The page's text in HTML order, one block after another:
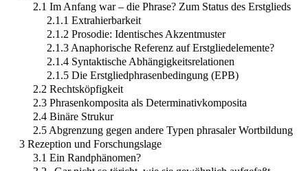
2.1 Im Anfang war – die Phrase? Zum Status des Erstglieds
2.1.1 Extrahierbarkeit
2.1.2 Prosodie: Identisches Akzentmuster
2.1.3 Anaphorische Referenz auf Erstgliedelemente?
2.1.4 Syntaktische Abhängigkeitsrelationen
2.1.5 Die Erstgliedphrasenbedingung (EPB)
2.2 Rechtsköpfigkeit
2.3 Phrasenkomposita als Determinativkomposita
2.4 Binäre Strukur
2.5 Abgrenzung gegen andere Typen phrasaler Wortbildung
3 Rezeption und Forschungslage
3.1 Ein Randphänomen?